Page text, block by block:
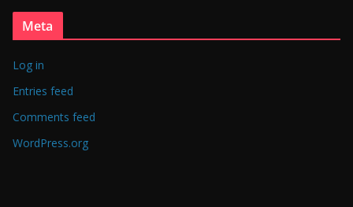
Meta
Log in
Entries feed
Comments feed
WordPress.org